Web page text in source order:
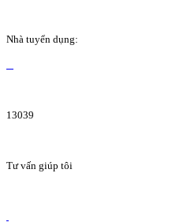
Nhà tuyển dụng:
13039
Tư vấn giúp tôi